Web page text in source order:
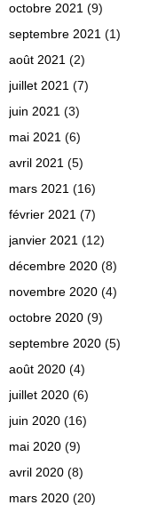
octobre 2021 (9)
septembre 2021 (1)
août 2021 (2)
juillet 2021 (7)
juin 2021 (3)
mai 2021 (6)
avril 2021 (5)
mars 2021 (16)
février 2021 (7)
janvier 2021 (12)
décembre 2020 (8)
novembre 2020 (4)
octobre 2020 (9)
septembre 2020 (5)
août 2020 (4)
juillet 2020 (6)
juin 2020 (16)
mai 2020 (9)
avril 2020 (8)
mars 2020 (20)